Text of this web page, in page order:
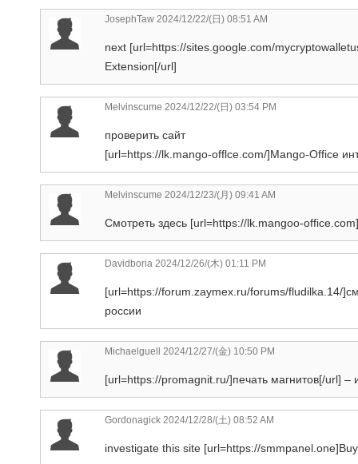
JosephTaw 2024/12/22/(日) 08:51 AM
next [url=https://sites.google.com/
Extension[/url]
Melvinscume 2024/12/22/(日) 03:54 PM
проверить сайт
[url=https://lk.mango-offlce.com/]Mango-Office
Melvinscume 2024/12/23/(月) 09:41 AM
Смотреть здесь [url=https://lk.mangoo-
Davidboria 2024/12/26/(木) 01:11 PM
[url=https://forum.zaymex.ru/forums/fludilka.14/
россии
Michaelguell 2024/12/27/(金) 10:50 PM
[url=https://promagnit.ru/]печать магнитов[/url] –
Gordonagick 2024/12/28/(土) 08:52 AM
investigate this site [url=https://